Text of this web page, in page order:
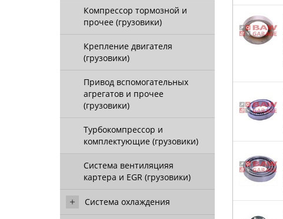
Компрессор тормозной и
прочее (грузовики)
Крепление двигателя
(грузовики)
Привод вспомогательных
агрегатов и прочее
(грузовики)
Турбокомпрессор и
комплектующие (грузовики)
Система вентиляцияя
картера и EGR (грузовики)
Система охлаждения